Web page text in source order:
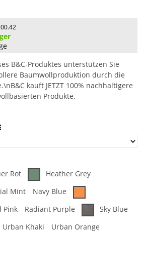
B&C-Produktes unterstützen Sie
Baumwollproduktion durch die
kauft JETZT 100% nachhaltigere
Produkte.
Rot
Heather Grey
Mint
Navy Blue
Pink Radiant Purple
Sky Blue
Urban Khaki
Urban Orange